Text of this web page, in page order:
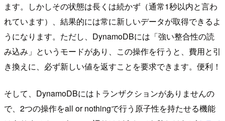
ます。しかしその状態は長くは続かず（通常1秒以内と言わ
れています）、結果的には常に新しいデータが取得できるよ
うになります。ただし、DynamoDBには「強い整合性の読
み込み」というモードがあり、この操作を行うと、費用と引
き換えに、必ず新しい値を返すことを要求できます。便利！
そして、DynamoDBにはトランザクションがありませんの
で、2つの操作をall or nothingで行う原子性を持たせる機能